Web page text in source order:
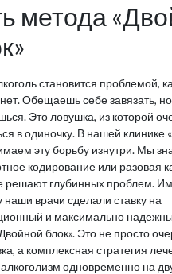
метода
становится проблемой,
Обещаешь себе завязать,
Это ловушка, из которой
в одиночку. В нашей клинике
эту борьбу изнутри. Мы
кодирование или разовая
решают глубинных проблем.
наши врачи сделали ставку на
и максимально
блок». Это не просто
а комплексная стратегия
алкоголизм одновременно на